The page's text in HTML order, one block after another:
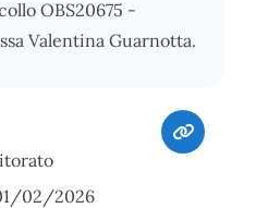
OBS20675 -
Valentina Guarnotta.
02/2026